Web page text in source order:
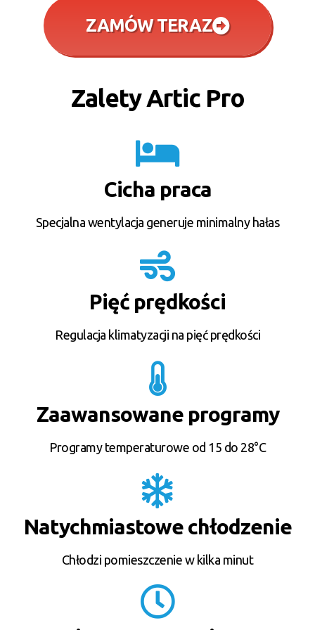
ZAMÓW TERAZ
Zalety Artic Pro
Cicha praca
Specjalna wentylacja generuje minimalny hałas
Pięć prędkości
Regulacja klimatyzacji na pięć prędkości
Zaawansowane programy
Programy temperaturowe od 15 do 28°C
Natychmiastowe chłodzenie
Chłodzi pomieszczenie w kilka minut